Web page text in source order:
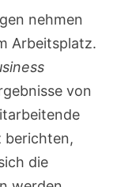
nehmen
Arbeitsplatz.
von
berichten,
die